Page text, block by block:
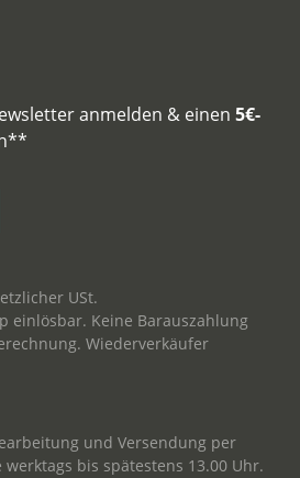
anmelden & einen 5€-
USt.
einlösbar. Keine Barauszahlung
Wiederverkäufer
und Versendung per
werktags bis spätestens 13.00 Uhr.